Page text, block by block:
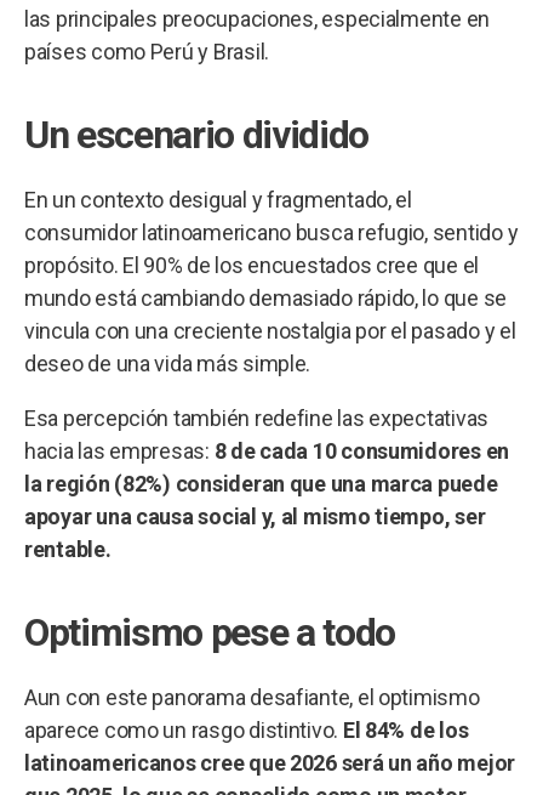
las principales preocupaciones, especialmente en
países como Perú y Brasil.
Un escenario dividido
En un contexto desigual y fragmentado, el
consumidor latinoamericano busca refugio, sentido y
propósito. El 90% de los encuestados cree que el
mundo está cambiando demasiado rápido, lo que se
vincula con una creciente nostalgia por el pasado y el
deseo de una vida más simple.
Esa percepción también redefine las expectativas
hacia las empresas: 8 de cada 10 consumidores en
la región (82%) consideran que una marca puede
apoyar una causa social y, al mismo tiempo, ser
rentable.
Optimismo pese a todo
Aun con este panorama desafiante, el optimismo
aparece como un rasgo distintivo. El 84% de los
latinoamericanos cree que 2026 será un año mejor